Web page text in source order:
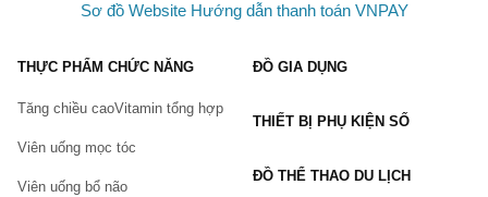
Sơ đồ Website Hướng dẫn thanh toán VNPAY
THỰC PHẨM CHỨC NĂNG
Tăng chiều caoVitamin tổng hợp
Viên uống mọc tóc
Viên uống bổ não
ĐỒ GIA DỤNG
THIẾT BỊ PHỤ KIỆN SỐ
ĐỒ THỂ THAO DU LỊCH